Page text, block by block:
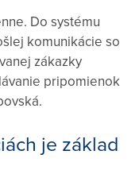
Do systému
komunikácie so
zákazky
pripomienok
je základ